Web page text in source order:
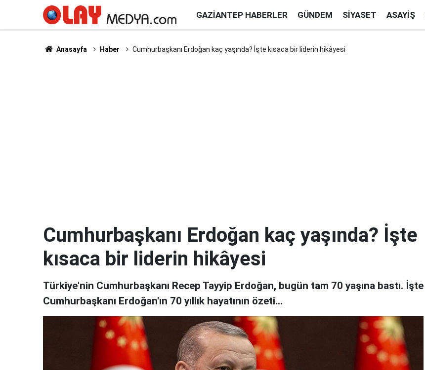
GAZIANTEP HABERLER GÜNDEM SIYASET ASAYIŞ
Anasayfa Haber Cumhurbaşkanı Erdoğan kaç yaşında? İşte kısaca bir liderin hikâyesi
Cumhurbaşkanı Erdoğan kaç yaşında? İşte
kısaca bir liderin hikâyesi
Türkiye'nin Cumhurbaşkanı Recep Tayyip Erdoğan, bugün tam 70 yaşına bastı. İşte
Cumhurbaşkanı Erdoğan'ın 70 yıllık hayatının özeti...